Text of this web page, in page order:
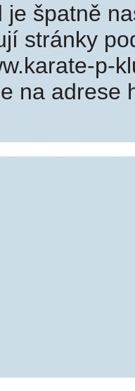
je špatně
stránky
p-
na adrese